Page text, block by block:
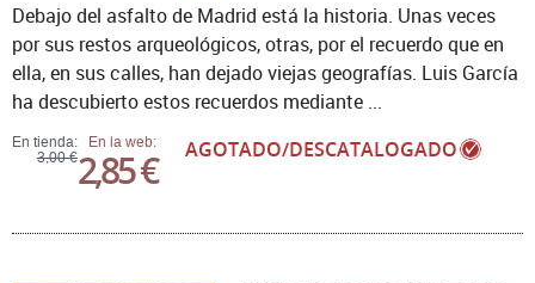
En tienda:
3,00 €
En la web:
2,85 € AGOTADO/DESCATALOGADO
Debajo del asfalto de Madrid está la historia. Unas veces
por sus restos arqueológicos, otras, por el recuerdo que en
ella, en sus calles, han dejado viejas geografías. Luis García
ha descubierto estos recuerdos mediante ...